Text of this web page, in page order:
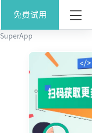
免费试用
SuperApp